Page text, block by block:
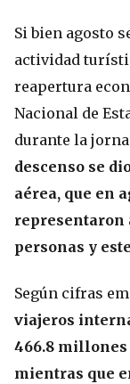
Si bien agosto
actividad
reapertura
Nacional de
durante la
descenso se
aérea, que en
representaron
personas y
Según cifras
viajeros
466.8 millones
mientras que